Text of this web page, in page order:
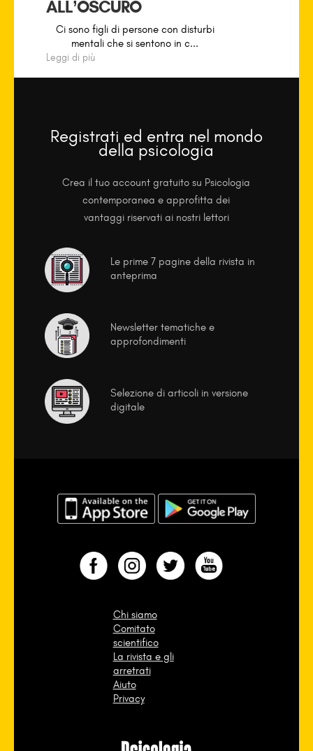
ALL’OSCURO
Ci sono figli di persone con disturbi
mentali che si sentono in c...
Leggi di più
Registrati ed entra nel mondo
della psicologia
Crea il tuo account gratuito su Psicologia
contemporanea e approfitta dei
vantaggi riservati ai nostri lettori
Le prime 7 pagine della rivista in
anteprima
Newsletter tematiche e
approfondimenti
Selezione di articoli in versione
digitale
Chi siamo
Comitato
scientifico
La rivista e gli
arretrati
Aiuto
Privacy